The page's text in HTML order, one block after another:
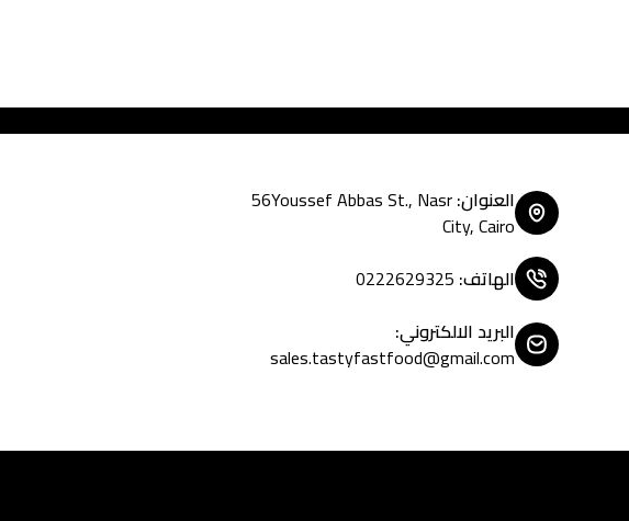
العنوان:
56Youssef Abbas St., Nasr
City, Cairo
الهاتف:
0222629325
البريد الالكتروني:
sales.tastyfastfood@gmail.com